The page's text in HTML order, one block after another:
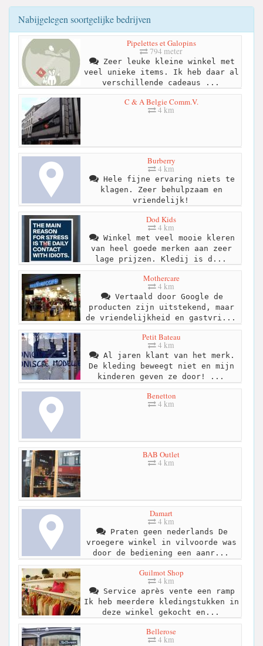
Nabijgelegen soortgelijke bedrijven
Pipelettes et Galopins
794 meter
Zeer leuke kleine winkel met
veel unieke items. Ik heb daar al
verschillende cadeaus ...
C & A Belgie Comm.V.
4 km
Burberry
4 km
Hele fijne ervaring niets te
klagen. Zeer behulpzaam en
vriendelijk!
Dod Kids
4 km
Winkel met veel mooie kleren
van heel goede merken aan zeer
lage prijzen. Kledij is d...
Mothercare
4 km
Vertaald door Google de
producten zijn uitstekend, maar
de vriendelijkheid en gastvri...
Petit Bateau
4 km
Al jaren klant van het merk.
De kleding beweegt niet en mijn
kinderen geven ze door! ...
Benetton
4 km
BAB Outlet
4 km
Damart
4 km
Praten geen nederlands De
vroegere winkel in vilvoorde was
door de bediening een aanr...
Guilmot Shop
4 km
Service après vente een ramp
Ik heb meerdere kledingstukken in
deze winkel gekocht en...
Bellerose
4 km